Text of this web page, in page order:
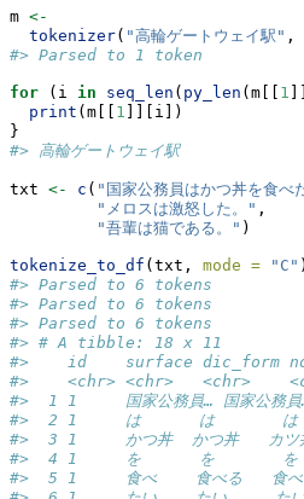
m <-
tokenizer( "高輪ゲートウェイ駅" ,
#> Parsed to 1 token
for (i in seq_len ( py_len (m[[ 1
print (m[[ 1 ]][i])
}
#> 高輪ゲートウェイ駅
txt <- c ( "国家公務員はかつ丼を食べ
"メロスは激怒した。" ,
"吾輩は猫である。" )
tokenize_to_df (txt, mode = "C" )
#> Parsed to 6 tokens
#> Parsed to 6 tokens
#> Parsed to 6 tokens
#> # A tibble: 18 x 11
#>    id    surface dic_form
#>    <chr> <chr>   <chr>
#>  1 1     国家公務員… 国家公務
#>  2 1     は      は       は
#>  3 1     かつ丼  かつ丼   カ
#>  4 1     を      を       を
#>  5 1     食べ    食べる   食べ